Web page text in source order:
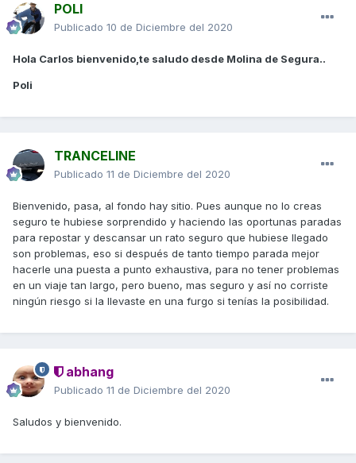
POLI
Publicado 10 de Diciembre del 2020
Hola Carlos bienvenido,te saludo desde Molina de Segura..
Poli
TRANCELINE
Publicado 11 de Diciembre del 2020
Bienvenido, pasa, al fondo hay sitio. Pues aunque no lo creas
seguro te hubiese sorprendido y haciendo las oportunas paradas
para repostar y descansar un rato seguro que hubiese llegado
son problemas, eso si después de tanto tiempo parada mejor
hacerle una puesta a punto exhaustiva, para no tener problemas
en un viaje tan largo, pero bueno, mas seguro y así no corriste
ningún riesgo si la llevaste en una furgo si tenías la posibilidad.
abhang
Publicado 11 de Diciembre del 2020
Saludos y bienvenido.